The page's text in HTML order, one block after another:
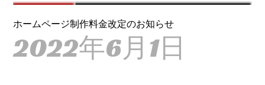
ホームページ制作料金改定のお知らせ
2022年6月1日